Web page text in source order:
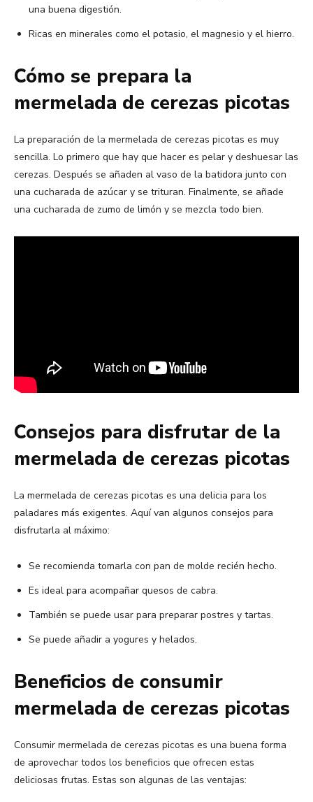
una buena digestión.
Ricas en minerales como el potasio, el magnesio y el hierro.
Cómo se prepara la
mermelada de cerezas picotas
La preparación de la mermelada de cerezas picotas es muy
sencilla. Lo primero que hay que hacer es pelar y deshuesar las
cerezas. Después se añaden al vaso de la batidora junto con
una cucharada de azúcar y se trituran. Finalmente, se añade
una cucharada de zumo de limón y se mezcla todo bien.
Consejos para disfrutar de la
mermelada de cerezas picotas
La mermelada de cerezas picotas es una delicia para los
paladares más exigentes. Aquí van algunos consejos para
disfrutarla al máximo:
Se recomienda tomarla con pan de molde recién hecho.
Es ideal para acompañar quesos de cabra.
También se puede usar para preparar postres y tartas.
Se puede añadir a yogures y helados.
Beneficios de consumir
mermelada de cerezas picotas
Consumir mermelada de cerezas picotas es una buena forma
de aprovechar todos los beneficios que ofrecen estas
deliciosas frutas. Estas son algunas de las ventajas: